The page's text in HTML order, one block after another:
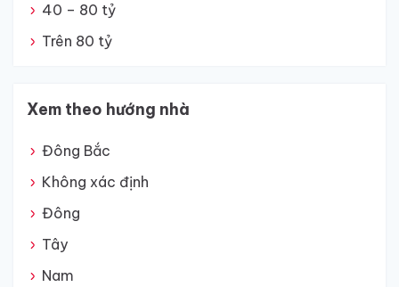
40 – 80 tỷ
Trên 80 tỷ
Xem theo hướng nhà
Đông Bắc
Không xác định
Đông
Tây
Nam